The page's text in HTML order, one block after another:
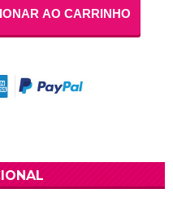
AO CARRINHO